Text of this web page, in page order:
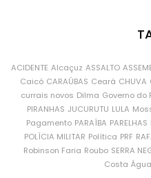
ACIDENTE Alcaçuz ASSALTO
Caicó CARAÚBAS Ceará CHUVA
currais novos Dilma Governo do
PIRANHAS JUCURUTU LULA
Pagamento PARAÍBA PARELHAS
POLÍCIA MILITAR Política PRF
Robinson Faria Roubo SERRA
Costa Água